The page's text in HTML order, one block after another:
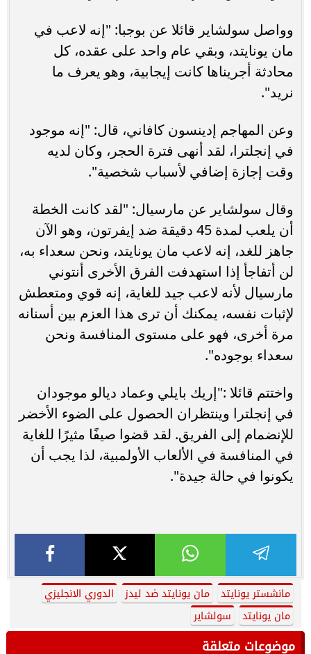
وواصل سولشاير قائلا عن بوجبا: "إنه لاعب في
مان يونايتد، وبقي عام واحد على عقده، كل
محادثة أجريناها كانت إيجابية، وهو يعرف ما
نريد".
وعن المهاجم إدينسون كافاني، قال: "إنه موجود
في إنجلترا، لقد أنهى فترة الحجر، وكان لديه
وقت إجازة إضافي لأسباب شخصية".
وقال سولشاير عن مارسيال: "لقد كانت الخطة
أن يلعب لمدة 45 دقيقة ضد إيفرتون، وهو الآن
جاهز للغد، إنه لاعب مان يونايتد، ونحن سعداء به،
لن أتفاجأ إذا استهدفت الفرق الأخرى أنتوني
مارسيال لأنه لاعب جيد للغاية، إنه قوي ومتعطش
لإثبات نفسه، يمكنك أن ترى هذا العزم بين أسنانه
مرة أخرى، فهو على مستوى المنافسة ونحن
سعداء بوجوده".
واختتم قائلا :"إريك بايلي وعماد ديالو موجودان
في إنجلترا وينتظران الحصول على الضوء الأخضر
للإنضمام إلى الفريق. لقد قضوا صيفًا مثيرًا للغاية
في المنافسة في الألعاب الأولمبية، لذا يجب أن
يكونوا في حالة جيدة".
مانشستر يونايتد مان يونايتد ضد ليدز
الدوري الانجليزي
مان يونايتد
سولشاير
موضوعات متعلقة